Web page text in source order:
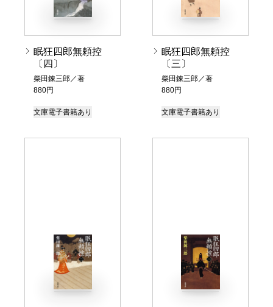
眠狂四郎無頼控
〔四〕
柴田錬三郎／著
880円
文庫電子書籍あり
眠狂四郎無頼控
〔三〕
柴田錬三郎／著
880円
文庫電子書籍あり